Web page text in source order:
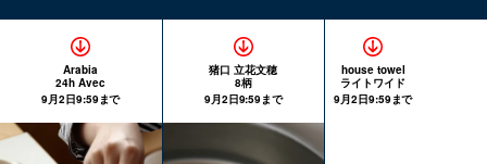
Arabia
24h Avec
9月2日9:59まで
猪口 立花文穂
8柄
9月2日9:59まで
house towel
ライトワイド
9月2日9:59まで